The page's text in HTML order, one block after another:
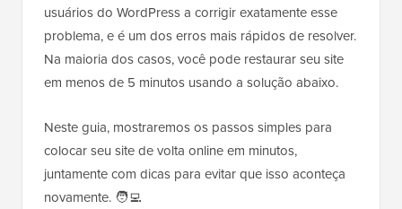
usuários do WordPress a corrigir exatamente esse
problema, e é um dos erros mais rápidos de resolver.
Na maioria dos casos, você pode restaurar seu site
em menos de 5 minutos usando a solução abaixo.
Neste guia, mostraremos os passos simples para
colocar seu site de volta online em minutos,
juntamente com dicas para evitar que isso aconteça
novamente. 🧑‍💻